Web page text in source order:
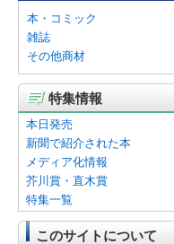
本・コミック
雑誌
その他商材
特集情報
本日発売
新聞で紹介された本
メディア化情報
芥川賞・直木賞
特集一覧
このサイトについて